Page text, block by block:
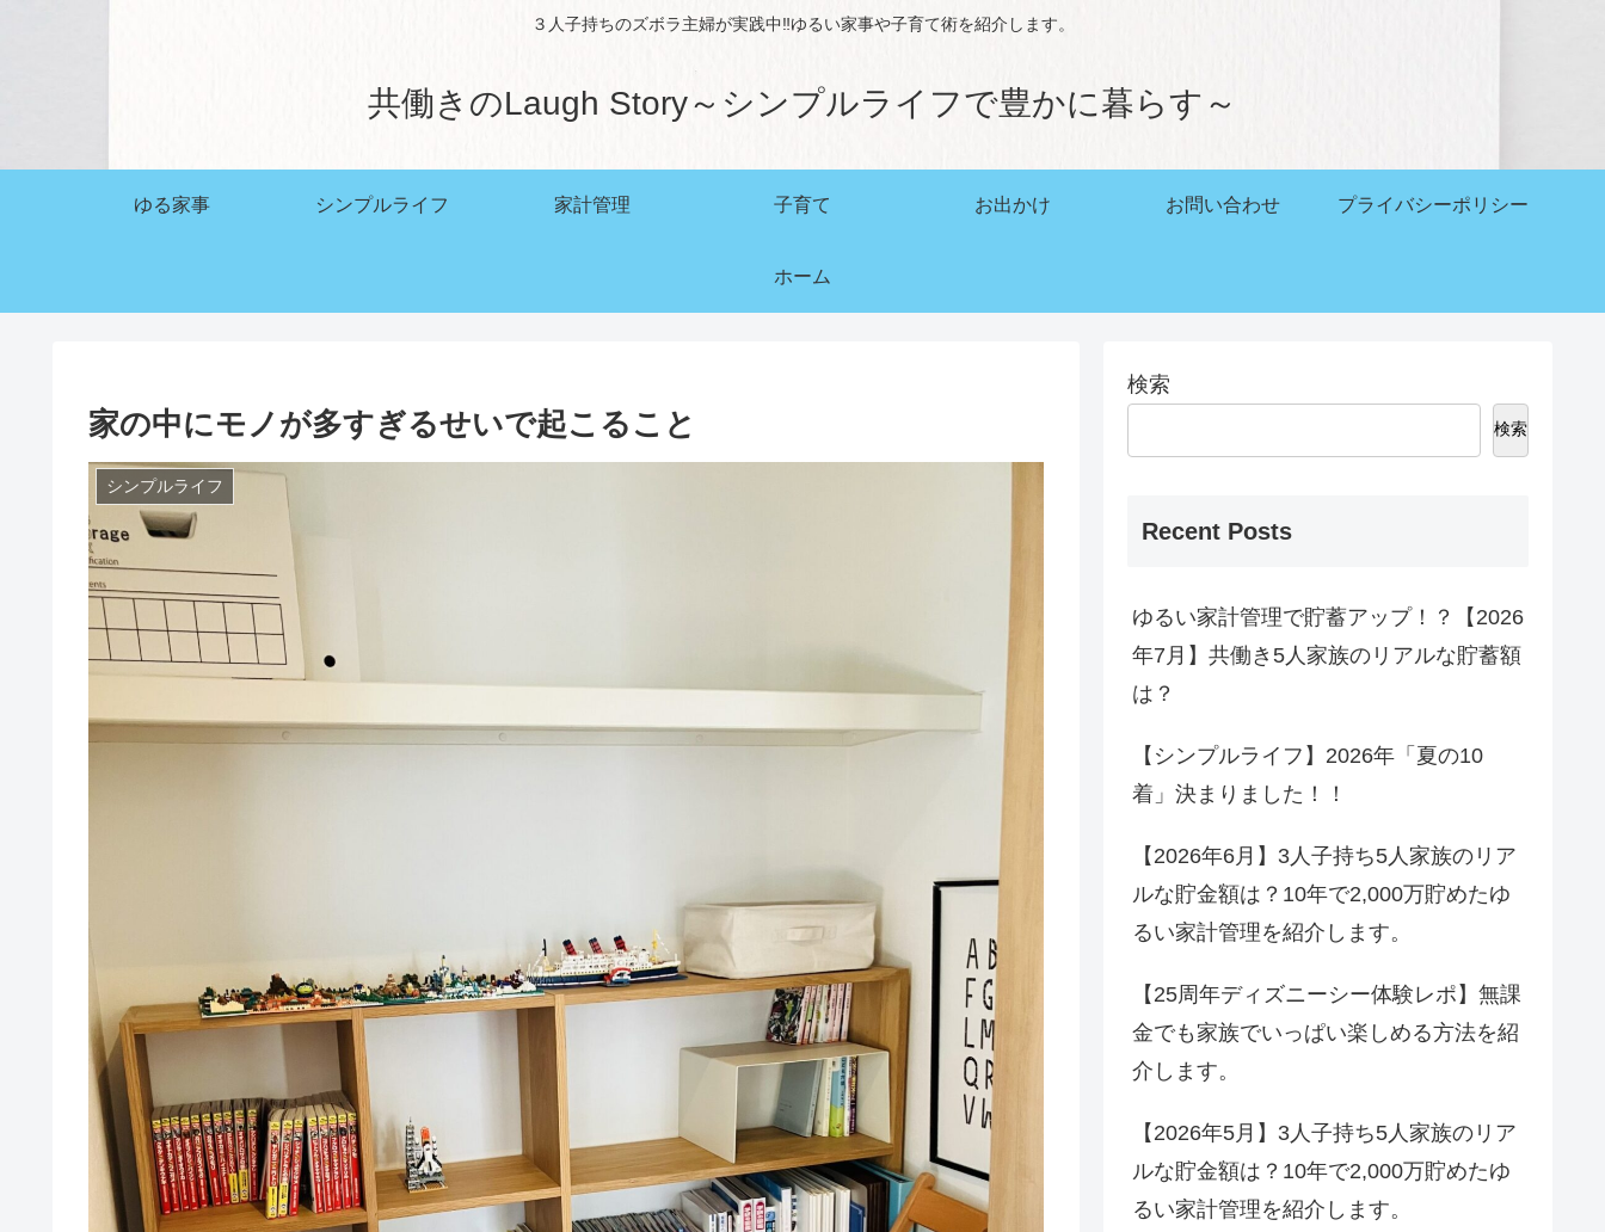
３人子持ちのズボラ主婦が実践中‼ゆるい家事や子育て術を紹介します。
共働きのLaugh Story～シンプルライフで豊かに暮らす～
ゆる家事 シンプルライフ 家計管理 子育て お出かけ お問い合わせ プライバシーポリシー
ホーム
家の中にモノが多すぎるせいで起こること
シンプルライフ
検索
検索
Recent Posts
ゆるい家計管理で貯蓄アップ！？【2026
年7月】共働き5人家族のリアルな貯蓄額
は？
【シンプルライフ】2026年「夏の10
着」決まりました！！
【2026年6月】3人子持ち5人家族のリア
ルな貯金額は？10年で2,000万貯めたゆ
るい家計管理を紹介します。
【25周年ディズニーシー体験レポ】無課
金でも家族でいっぱい楽しめる方法を紹
介します。
【2026年5月】3人子持ち5人家族のリア
ルな貯金額は？10年で2,000万貯めたゆ
るい家計管理を紹介します。